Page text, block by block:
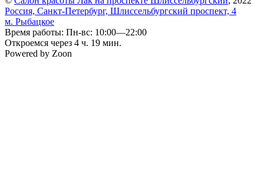
Россия, Санкт-Петербург, Шлиссельбургский проспект, 4
м. Рыбацкое
Время работы: Пн-вс: 10:00—22:00
Откроемся через 4 ч. 19 мин.
Powered by Zoon